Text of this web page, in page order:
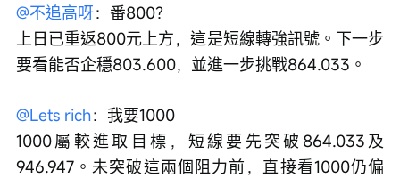
@不追高呀：番800？
上日已重返800元上方，這是短線轉強訊號。下一步
要看能否企穩803.600，並進一步挑戰864.033。
@Lets rich：我要1000
1000屬較進取目標，短線要先突破864.033及
946.947。未突破這兩個阻力前，直接看1000仍偏